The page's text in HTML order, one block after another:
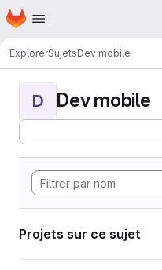
Passer au contenu principal
Page d'accueil
ExplorerSujetsDev mobile
D Dev mobile
Projets sur ce sujet